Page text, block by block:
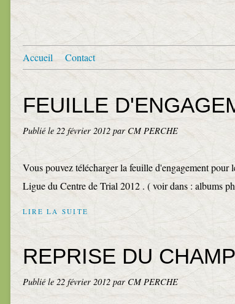
Accueil Contact
FEUILLE
Publié le 22 février 2012 par CM PERCHE
Vous pouvez télécharger la feuille d'engagement pour
Ligue du Centre de Trial 2012 . ( voir dans : albums
LIRE LA SUITE
REPRISE DU
Publié le 22 février 2012 par CM PERCHE